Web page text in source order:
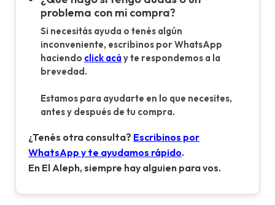
problema con mi compra?
Si necesitás ayuda o tenés algún
inconveniente, escribinos por WhatsApp
haciendo click acá y te respondemos a la
brevedad.
Estamos para ayudarte en lo que necesites,
antes y después de tu compra.
¿Tenés otra consulta? Escribinos por
WhatsApp y te ayudamos rápido.
En El Aleph, siempre hay alguien para vos.